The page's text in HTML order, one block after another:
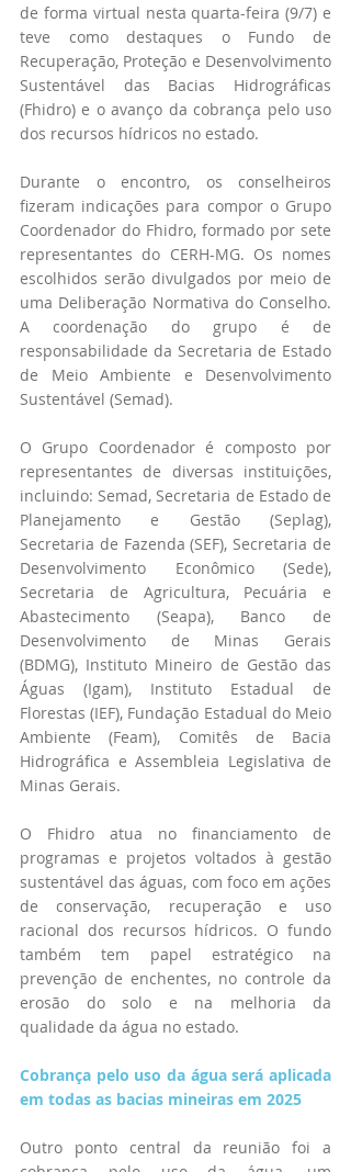
de forma virtual nesta quarta-feira (9/7) e
teve como destaques o Fundo de
Recuperação, Proteção e Desenvolvimento
Sustentável das Bacias Hidrográficas
(Fhidro) e o avanço da cobrança pelo uso
dos recursos hídricos no estado.
Durante o encontro, os conselheiros
fizeram indicações para compor o Grupo
Coordenador do Fhidro, formado por sete
representantes do CERH-MG. Os nomes
escolhidos serão divulgados por meio de
uma Deliberação Normativa do Conselho.
A coordenação do grupo é de
responsabilidade da Secretaria de Estado
de Meio Ambiente e Desenvolvimento
Sustentável (Semad).
O Grupo Coordenador é composto por
representantes de diversas instituições,
incluindo: Semad, Secretaria de Estado de
Planejamento e Gestão (Seplag),
Secretaria de Fazenda (SEF), Secretaria de
Desenvolvimento Econômico (Sede),
Secretaria de Agricultura, Pecuária e
Abastecimento (Seapa), Banco de
Desenvolvimento de Minas Gerais
(BDMG), Instituto Mineiro de Gestão das
Águas (Igam), Instituto Estadual de
Florestas (IEF), Fundação Estadual do Meio
Ambiente (Feam), Comitês de Bacia
Hidrográfica e Assembleia Legislativa de
Minas Gerais.
O Fhidro atua no financiamento de
programas e projetos voltados à gestão
sustentável das águas, com foco em ações
de conservação, recuperação e uso
racional dos recursos hídricos. O fundo
também tem papel estratégico na
prevenção de enchentes, no controle da
erosão do solo e na melhoria da
qualidade da água no estado.
Cobrança pelo uso da água será aplicada
em todas as bacias mineiras em 2025
Outro ponto central da reunião foi a